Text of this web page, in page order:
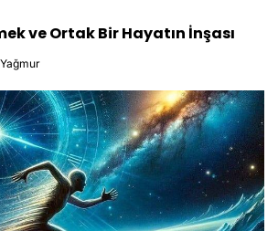
ve Ortak Bir Hayatın İnşası